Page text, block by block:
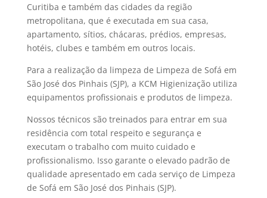
Curitiba e também das cidades da região
metropolitana, que é executada em sua casa,
apartamento, sítios, chácaras, prédios, empresas,
hotéis, clubes e também em outros locais.
Para a realização da limpeza de Limpeza de Sofá em
São José dos Pinhais (SJP), a KCM Higienização utiliza
equipamentos profissionais e produtos de limpeza.
Nossos técnicos são treinados para entrar em sua
residência com total respeito e segurança e
executam o trabalho com muito cuidado e
profissionalismo. Isso garante o elevado padrão de
qualidade apresentado em cada serviço de Limpeza
de Sofá em São José dos Pinhais (SJP).